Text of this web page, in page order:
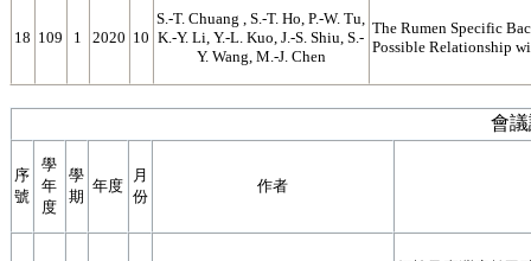
18 109 1 2020 10
S.‐T. Chuang , S.‐T. Ho, P.‐W. Tu,
K.‐Y. Li, Y.‐L. Kuo, J.‐S. Shiu, S.-
Y. Wang, M.-J. Chen
The Rumen Specific
Possible Relationship
會
序
號
學
年
度
學
期
年度
月
份
作者